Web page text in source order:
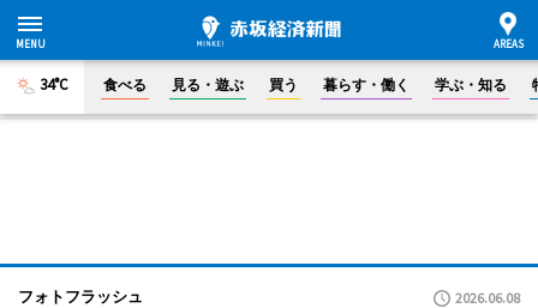
34°C 食べる 見る・遊ぶ 買う 暮らす・働く 学ぶ・知る
フォトフラッシュ 2026.06.08